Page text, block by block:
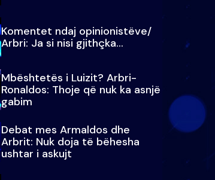
Komentet ndaj opinionistëve/
Arbri: Ja si nisi gjithçka…
Mbështetës i Luizit? Arbri-
Ronaldos: Thoje që nuk ka asnjë
gabim
Debat mes Armaldos dhe
Arbrit: Nuk doja të bëhesha
ushtar i askujt